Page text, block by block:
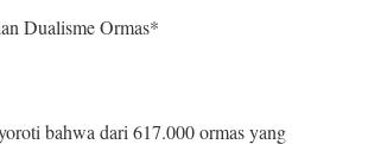
Dualisme Ormas*
bahwa dari 617.000 ormas yang